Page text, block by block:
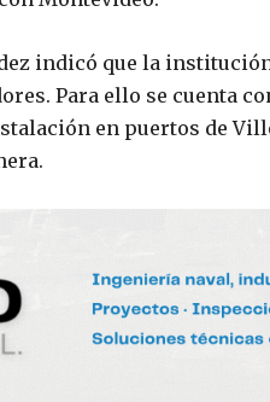
indicó que la
Para ello se cuenta
en puertos de